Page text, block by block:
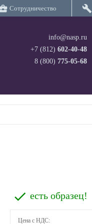
Сотрудничество build
info@nasp.ru
+7 (812) 602-40-48
8 (800) 775-05-68
есть образец!
Цена с НДС: